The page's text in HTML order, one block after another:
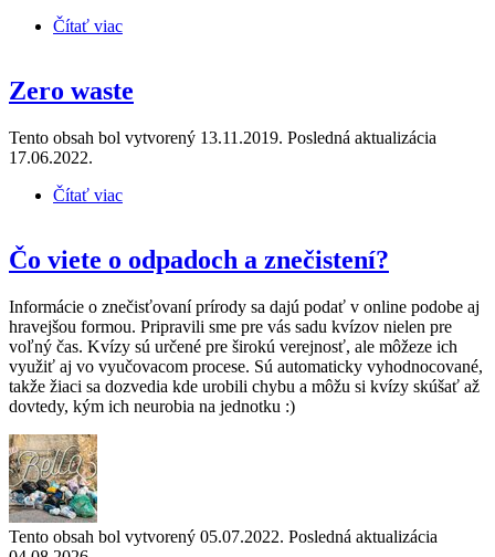
Čítať viac
Zero waste
Tento obsah bol vytvorený 13.11.2019. Posledná aktualizácia
17.06.2022.
Čítať viac
Čo viete o odpadoch a znečistení?
Informácie o znečisťovaní prírody sa dajú podať v online podobe aj
hravejšou formou. Pripravili sme pre vás sadu kvízov nielen pre
voľný čas. Kvízy sú určené pre širokú verejnosť, ale môžeze ich
využiť aj vo vyučovacom procese. Sú automaticky vyhodnocované,
takže žiaci sa dozvedia kde urobili chybu a môžu si kvízy skúšať až
dovtedy, kým ich neurobia na jednotku :)
Tento obsah bol vytvorený 05.07.2022. Posledná aktualizácia